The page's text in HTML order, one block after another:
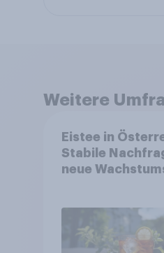
Weitere
Eistee in
Stabile
neue